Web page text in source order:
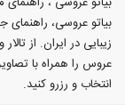
بیاتو عروسی،
زیبایی در ایران. از
عروس را همراه با
انتخاب و رزرو کنید.